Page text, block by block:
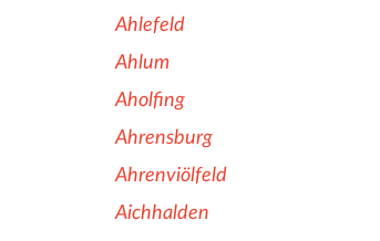
Ahlefeld
Ahlum
Aholfing
Ahrensburg
Ahrenviölfeld
Aichhalden